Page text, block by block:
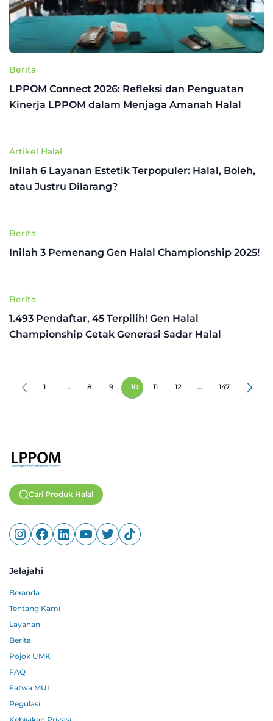
Berita
LPPOM Connect 2026: Refleksi dan Penguatan
Kinerja LPPOM dalam Menjaga Amanah Halal
Artikel Halal
Inilah 6 Layanan Estetik Terpopuler: Halal, Boleh,
atau Justru Dilarang?
Berita
Inilah 3 Pemenang Gen Halal Championship 2025!
Berita
1.493 Pendaftar, 45 Terpilih! Gen Halal
Championship Cetak Generasi Sadar Halal
1 ... 8 9 10 11 12 ... 147
Cari Produk Halal
Jelajahi
Beranda
Tentang Kami
Layanan
Berita
Pojok UMK
FAQ
Fatwa MUI
Regulasi